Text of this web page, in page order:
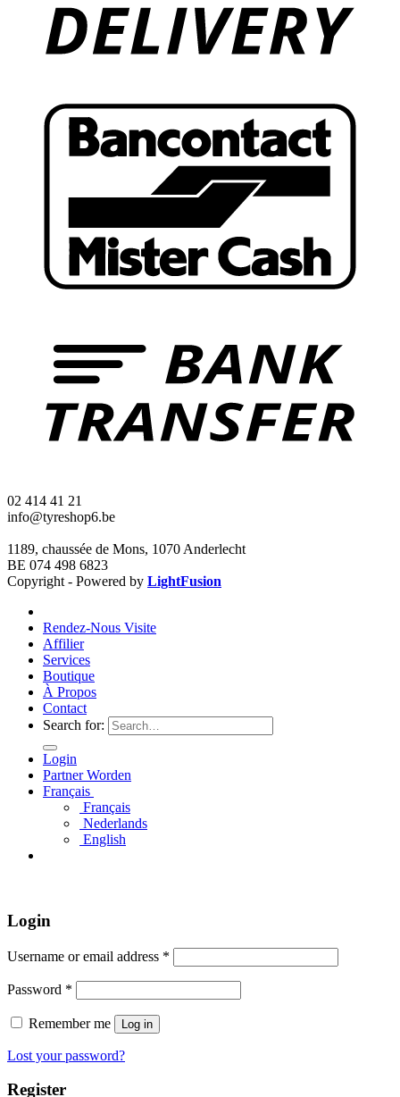
02 414 41 21
info@tyreshop6.be
1189, chaussée de Mons, 1070 Anderlecht
BE 074 498 6823
Copyright - Powered by LightFusion
Rendez-Nous Visite
Affilier
Services
Boutique
À Propos
Contact
Search for:
Login
Partner Worden
Français
Français
Nederlands
English
Login
Username or email address *
Password *
Remember me Log in
Lost your password?
Register